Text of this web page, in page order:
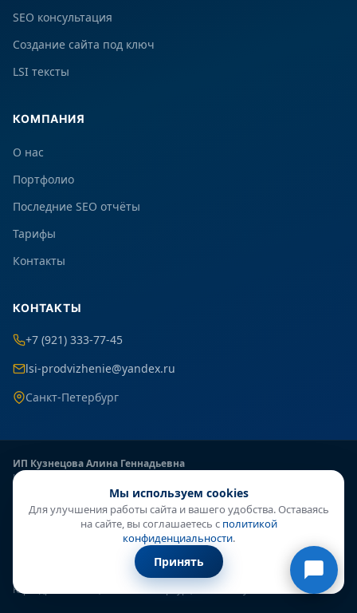
SEO консультация
Создание сайта под ключ
LSI тексты
КОМПАНИЯ
О нас
Портфолио
Последние SEO отчёты
Тарифы
Контакты
КОНТАКТЫ
+7 (921) 333-77-45
lsi-prodvizhenie@yandex.ru
Санкт-Петербург
ИП Кузнецова Алина Геннадьевна
ИНН: 470413978904
ОГРНИП: 320784700003886
Р/с: 40802810800001361750
К/с: 30101810145250000974
Юр. адрес: 199225, г. Санкт-Петербург, наб. Миклухо-Маклая
Мы используем cookies
Для улучшения работы сайта и вашего удобства. Оставаясь
на сайте, вы соглашаетесь с политикой
конфиденциальности.
Принять
● онлайн